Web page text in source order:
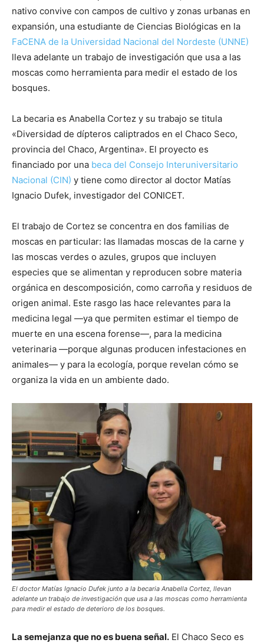
nativo convive con campos de cultivo y zonas urbanas en
expansión, una estudiante de Ciencias Biológicas en la
FaCENA de la Universidad Nacional del Nordeste (UNNE)
lleva adelante un trabajo de investigación que usa a las
moscas como herramienta para medir el estado de los
bosques.
La becaria es Anabella Cortez y su trabajo se titula
«Diversidad de dípteros caliptrados en el Chaco Seco,
provincia del Chaco, Argentina». El proyecto es
financiado por una beca del Consejo Interuniversitario
Nacional (CIN) y tiene como director al doctor Matías
Ignacio Dufek, investigador del CONICET.
El trabajo de Cortez se concentra en dos familias de
moscas en particular: las llamadas moscas de la carne y
las moscas verdes o azules, grupos que incluyen
especies que se alimentan y reproducen sobre materia
orgánica en descomposición, como carroña y residuos de
origen animal. Este rasgo las hace relevantes para la
medicina legal —ya que permiten estimar el tiempo de
muerte en una escena forense—, para la medicina
veterinaria —porque algunas producen infestaciones en
animales— y para la ecología, porque revelan cómo se
organiza la vida en un ambiente dado.
El doctor Matías Ignacio Dufek junto a la becaria Anabella Cortez, llevan
adelante un trabajo de investigación que usa a las moscas como herramienta
para medir el estado de deterioro de los bosques.
La semejanza que no es buena señal. El Chaco Seco es